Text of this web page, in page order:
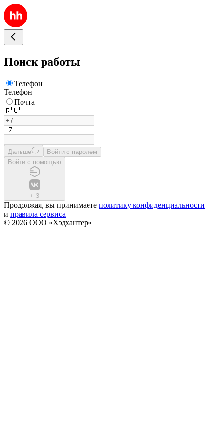
Поиск работы
Телефон
Телефон
Почта
🇷🇺
+7
Дальше
Войти с паролем
Войти с помощью
+ 3
Продолжая, вы принимаете политику конфиденциальности
и правила сервиса
© 2026 ООО «Хэдхантер»